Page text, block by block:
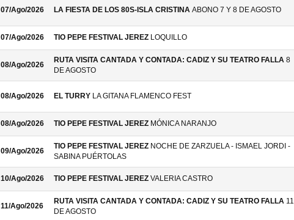
07/Ago/2026 LA FIESTA DE LOS 80S-ISLA CRISTINA ABONO 7 Y 8 DE AGOSTO
07/Ago/2026 TIO PEPE FESTIVAL JEREZ LOQUILLO
08/Ago/2026
RUTA VISITA CANTADA Y CONTADA: CADIZ Y SU TEATRO FALLA 8
DE AGOSTO
08/Ago/2026 EL TURRY LA GITANA FLAMENCO FEST
08/Ago/2026 TIO PEPE FESTIVAL JEREZ MÓNICA NARANJO
09/Ago/2026
TIO PEPE FESTIVAL JEREZ NOCHE DE ZARZUELA - ISMAEL JORDI -
SABINA PUÉRTOLAS
10/Ago/2026 TIO PEPE FESTIVAL JEREZ VALERIA CASTRO
11/Ago/2026
RUTA VISITA CANTADA Y CONTADA: CADIZ Y SU TEATRO FALLA 11
DE AGOSTO